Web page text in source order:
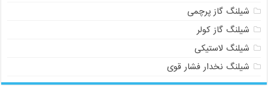
شیلنگ گاز پرچمی
شیلنگ گاز کولر
شیلنگ لاستیکی
شیلنگ نخدار فشار قوی